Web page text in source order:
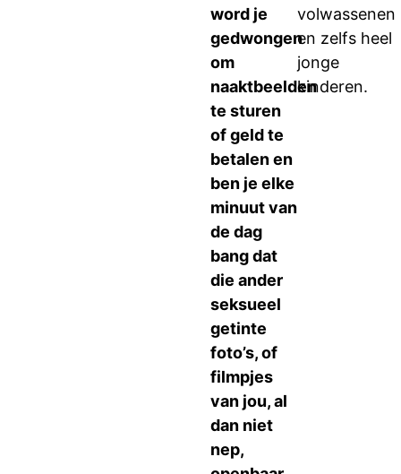
word je
gedwongen
om
naaktbeelden
te sturen
of geld te
betalen en
ben je elke
minuut van
de dag
bang dat
die ander
seksueel
getinte
foto’s, of
filmpjes
van jou, al
dan niet
nep,
volwassenen
en zelfs heel
jonge
kinderen.